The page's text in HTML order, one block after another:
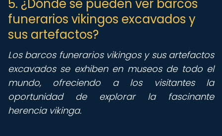
5. ¿Dónde se pueden ver barcos
funerarios vikingos excavados y
sus artefactos?
Los barcos funerarios vikingos y sus artefactos
excavados se exhiben en museos de todo el
mundo, ofreciendo a los visitantes la
oportunidad de explorar la fascinante
herencia vikinga.